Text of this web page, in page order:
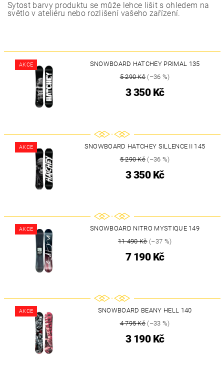
Sytost barvy produktu se může lehce lišit s ohledem na
světlo v ateliéru nebo rozlišení vašeho zařízení.
AKCE
SNOWBOARD HATCHEY PRIMAL 135
5 290 Kč(–36 %)
3 350 Kč
AKCE
SNOWBOARD HATCHEY SILLENCE II 145
5 290 Kč(–36 %)
3 350 Kč
AKCE
SNOWBOARD NITRO MYSTIQUE 149
11 490 Kč(–37 %)
7 190 Kč
AKCE
SNOWBOARD BEANY HELL 140
4 795 Kč(–33 %)
3 190 Kč